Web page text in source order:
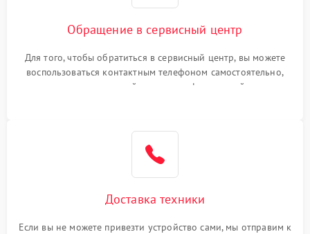
Обращение в сервисный центр
Для того, чтобы обратиться в сервисный центр, вы можете
воспользоваться контактным телефоном самостоятельно,
или оставить свой номер телефона на сайте
Доставка техники
Если вы не можете привезти устройство сами, мы отправим к